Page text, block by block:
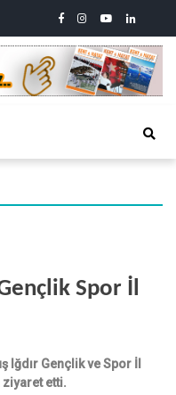
facebook
instagram
youtubelinkedin
ve
Spor İl
Iğdır Gençlik ve Spor İl
ziyaret etti.